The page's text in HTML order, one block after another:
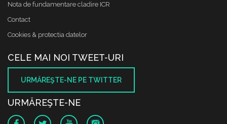
Nota de fundamentare cladire ICR
Contact
Cookies & protectia datelor
CELE MAI NOI TWEET-URI
URMĂREŞTE-NE PE TWITTER
URMĂREŞTE-NE